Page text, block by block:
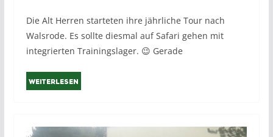
Die Alt Herren starteten ihre jährliche Tour nach
Walsrode. Es sollte diesmal auf Safari gehen mit
integrierten Trainingslager. 😉 Gerade
Weiterlesen